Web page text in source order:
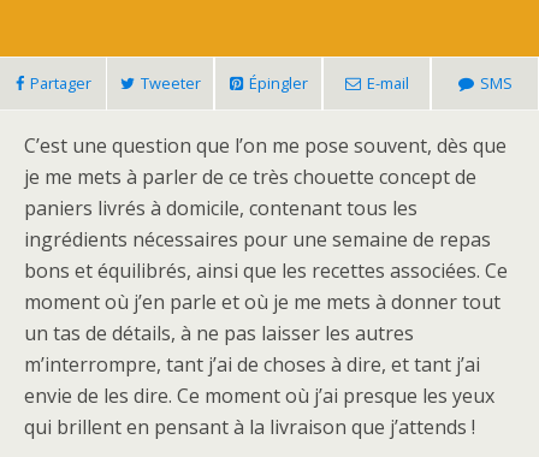
Partager Tweeter Épingler E-mail SMS
C’est une question que l’on me pose souvent, dès que
je me mets à parler de ce très chouette concept de
paniers livrés à domicile, contenant tous les
ingrédients nécessaires pour une semaine de repas
bons et équilibrés, ainsi que les recettes associées. Ce
moment où j’en parle et où je me mets à donner tout
un tas de détails, à ne pas laisser les autres
m’interrompre, tant j’ai de choses à dire, et tant j’ai
envie de les dire. Ce moment où j’ai presque les yeux
qui brillent en pensant à la livraison que j’attends !